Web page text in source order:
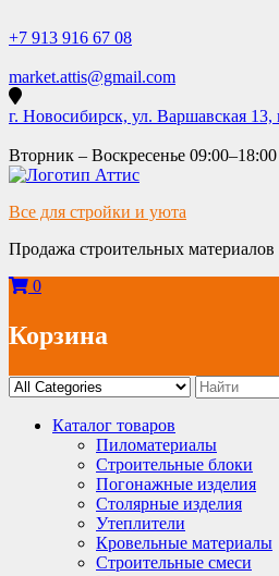
to
+7 913 916 67 08
market.attis@gmail.com
г. Новосибирск, ул. Варшавская 13,
Вторник – Воскресенье 09:00–18:00
Все для стройки и уюта
Продажа строительных
0
Корзина
Каталог товаров
Пиломатериалы
Строительные блоки
Погонажные изделия
Столярные изделия
Утеплители
Кровельные материалы
Строительные смеси